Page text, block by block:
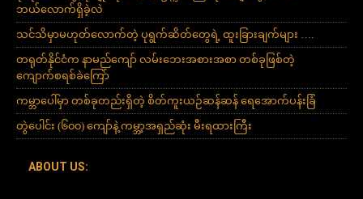
ဘယ်လောက်ရှိခဲ့လဲ
သင်သိမှာမဟုတ်လောက်တဲ့ ပုရွက်ဆိတ်တွေရဲ့ ထူးခြားချက်များ ….
တရုတ်နိုင်ငံက နာမည်ကျော် လမ်းဘေးအစားအစာ တစ်ခုဖြစ်တဲ့
ကျောက်စရစ်ခဲကြော်
ကမ္ဘာပေါ်မှာ တစ်ခုတည်းရှိတဲ့ စိတ်ကူးယဉ်ဆန်ဆန် ရေအောက်ပန်းခြံ
တွဲပေါင်း (၆၀၀) ကျော်နဲ့ ကမ္ဘာ့အရှည်ဆုံး မီးရထားကြီး
ABOUT US: